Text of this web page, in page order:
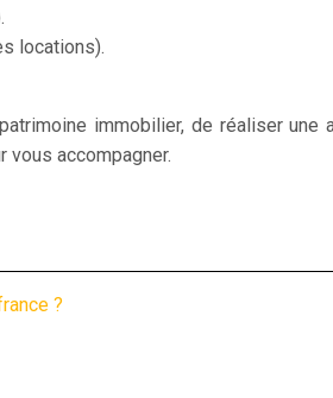
locations).
immobilier, de réaliser
accompagner.
?